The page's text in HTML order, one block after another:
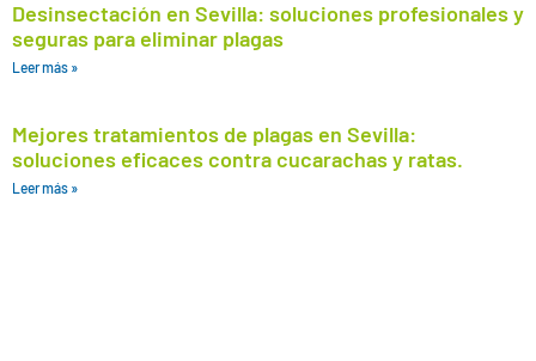
Desinsectación en Sevilla: soluciones profesionales y
seguras para eliminar plagas
Leer más »
Mejores tratamientos de plagas en Sevilla:
soluciones eficaces contra cucarachas y ratas.
Leer más »